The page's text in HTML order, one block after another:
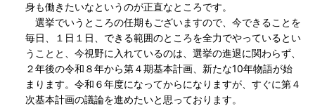
身も働きたいなというのが正直なところです。
選挙でいうところの任期もございますので、今できることを
毎日、１日１日、できる範囲のところを全力でやっているとい
うことと、今視野に入れているのは、選挙の進退に関わらず、
２年後の令和８年から第４期基本計画、新たな10年物語が始
まります。令和６年度になってからになりますが、すぐに第４
次基本計画の議論を進めたいと思っております。